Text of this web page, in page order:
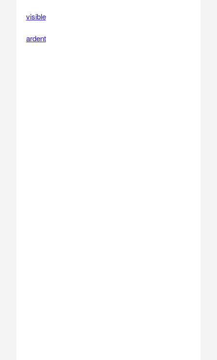
visible
ardent